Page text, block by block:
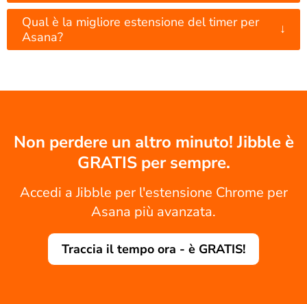
Qual è la migliore estensione del timer per
Asana?
↓
Non perdere un altro minuto! Jibble è
GRATIS per sempre.
Accedi a Jibble per l'estensione Chrome per
Asana più avanzata.
Traccia il tempo ora - è GRATIS!